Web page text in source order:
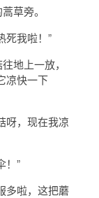
草旁。
死我啦！”
地上一放，
凉快一下
呀，现在我凉
！”
多啦，这把蘑